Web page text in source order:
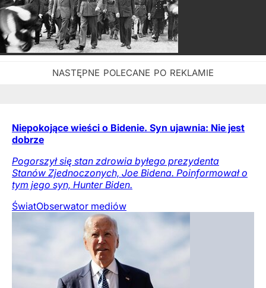
Niepokojące wieści o Bidenie. Syn ujawnia: Nie jest
dobrze
Pogorszył się stan zdrowia byłego prezydenta
Stanów Zjednoczonych, Joe Bidena. Poinformował o
tym jego syn, Hunter Biden.
ŚwiatObserwator mediów